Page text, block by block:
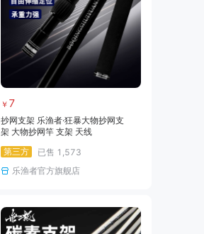
￥ 7
抄网支架 乐渔者·狂暴大物抄网支
架 大物抄网竿 支架 天线
第三方
已售 1,573
乐渔者官方旗舰店